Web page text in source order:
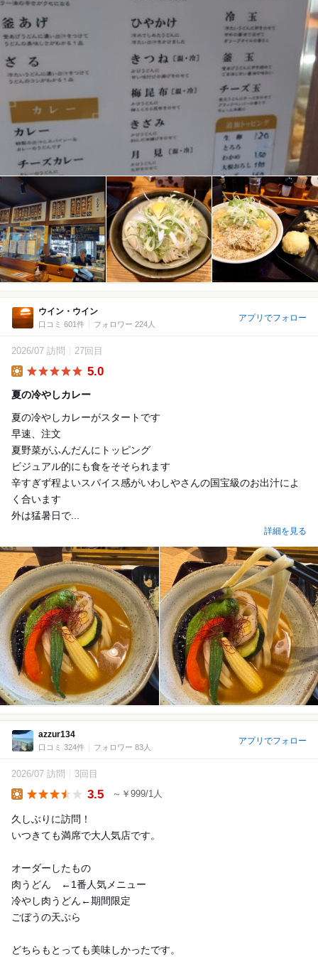
ウイン・ウイン
口コミ 601件 フォロワー 224人
アプリでフォロー
2026/07 訪問 27回目
5.0
夏の冷やしカレー
夏の冷やしカレーがスタートです
早速、注文
夏野菜がふんだんにトッピング
ビジュアル的にも食をそそられます
辛すぎず程よいスパイス感がいわしやさんの国宝級のお出汁によ
く合います
外は猛暑日で...
詳細を見る
azzur134
口コミ 324件 フォロワー 83人
アプリでフォロー
2026/07 訪問 3回目
3.5 ～￥999/1人
久しぶりに訪問！
いつきても満席で大人気店です。
オーダーしたもの
肉うどん ←1番人気メニュー
冷やし肉うどん←期間限定
ごぼうの天ぷら
どちらもとっても美味しかったです。